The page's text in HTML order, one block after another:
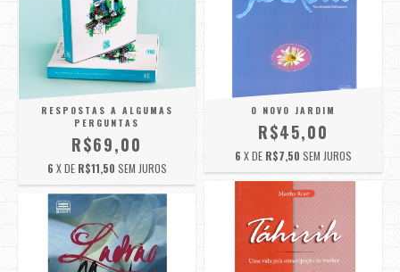
RESPOSTAS A ALGUMAS
PERGUNTAS
R$69,00
6 X DE R$11,50 SEM JUROS
O NOVO JARDIM
R$45,00
6 X DE R$7,50 SEM JUROS